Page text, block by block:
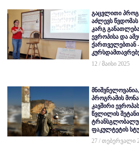
გაცვლითი
აძლევს
კარგ
ევროპისა და
ქართველებთან
12 / მაისი 2025
პროგრამის
კავშირი
წვლილის
ფაკულტეტის
27 / თებერვალი